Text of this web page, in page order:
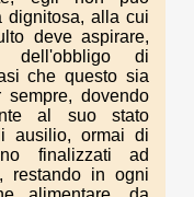
dignitosa, alla cui
deve aspirare,
dell'obbligo di
che questo sia
dovendo
al suo stato
ausilio, ormai di
finalizzati ad
restando in ogni